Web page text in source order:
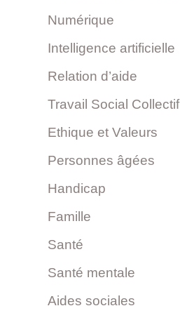
Numérique
Intelligence artificielle
Relation d’aide
Travail Social Collectif
Ethique et Valeurs
Personnes âgées
Handicap
Famille
Santé
Santé mentale
Aides sociales